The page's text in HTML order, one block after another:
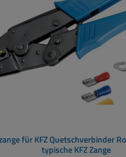
für KFZ Quetschverbinder
typische KFZ Zange